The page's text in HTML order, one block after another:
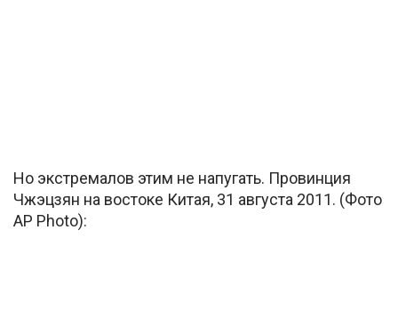
Но экстремалов этим не напугать. Провинция
Чжэцзян на востоке Китая, 31 августа 2011. (Фото
AP Photo):